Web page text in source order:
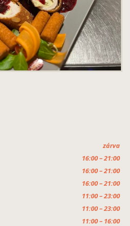
zárva
16:00 – 21:00
16:00 – 21:00
16:00 – 21:00
11:00 – 23:00
11:00 – 23:00
11:00 – 16:00